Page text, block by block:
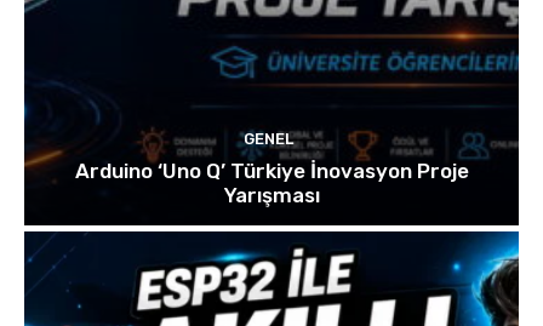
GENEL
Arduino ‘Uno Q’ Türkiye İnovasyon Proje
Yarışması